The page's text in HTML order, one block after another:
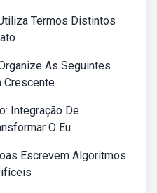
Termos Distintos
As Seguintes
Crescente
Integração De
O Eu
Escrevem Algoritmos